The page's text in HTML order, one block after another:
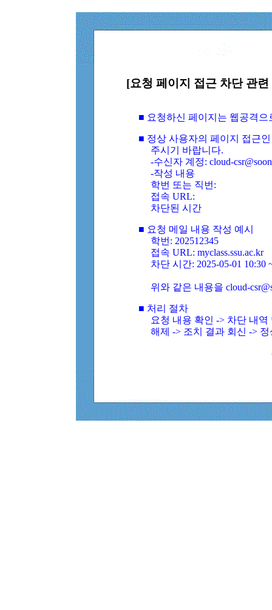
[요청 페이지 접근 차단 관
■ 요청하신 페이지는 웹공격
■ 정상 사용자의 페이지 접근
주시기 바랍니다.
-수신자 계정: cloud-
-작성 내용
학번 또는 직번:
접속 URL:
차단된 시간
■ 요청 메일 내용 작성 예시
학번: 202512345
접속 URL: myclass.ssu.ac.kr
차단 시간: 2025-05-01 10:30
위와 같은 내용을 cloud-
■ 처리 절차
요청 내용 확인 -> 차단 내
해제 -> 조치 결과 회신 ->